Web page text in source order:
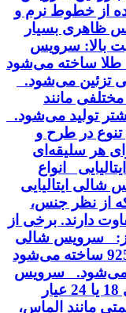
از خطوط نرم و
ظاهری بسیار
بالا: سرویس
طلا ساخته می‌شود
تزئین می‌شود.
مانند
تولید می‌شود.
در طرح و
هر سلیقه‌ای
انواع
ایتالیایی
از نظر جنس،
دارند. برخی از
از: سرویس شالی
نقره: این نوع سرویس از نقره 925 ساخته می‌شود
می‌شود. سرویس
شالی طلا: این سرویس از طلای 18 یا 24 عیار
مانند الماس،